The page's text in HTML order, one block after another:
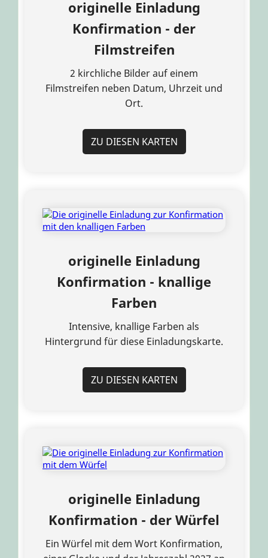
originelle Einladung
Konfirmation - der
Filmstreifen
2 kirchliche Bilder auf einem
Filmstreifen neben Datum, Uhrzeit und
Ort.
ZU DIESEN KARTEN
originelle Einladung
Konfirmation - knallige
Farben
Intensive, knallige Farben als
Hintergrund für diese Einladungskarte.
ZU DIESEN KARTEN
originelle Einladung
Konfirmation - der Würfel
Ein Würfel mit dem Wort Konfirmation,